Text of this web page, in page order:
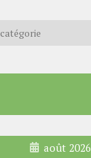
août 2026